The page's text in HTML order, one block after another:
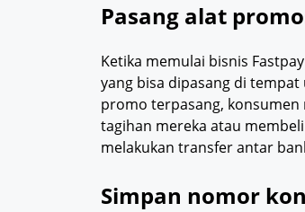
Pasang alat
Ketika memulai bisnis
yang bisa dipasang di
promo terpasang,
tagihan mereka atau
melakukan transfer antar
Simpan nomor